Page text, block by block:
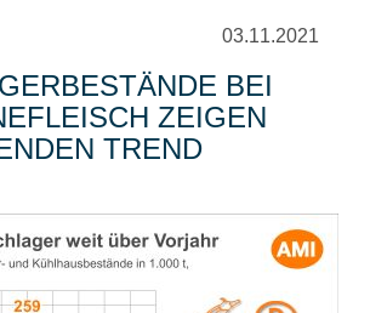
03.11.2021
BEI
ZEIGEN
TREND